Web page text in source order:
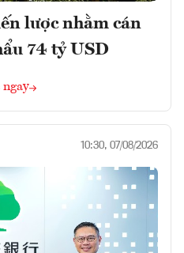
lược nhằm cán
74 tỷ USD
10:30, 07/08/2026